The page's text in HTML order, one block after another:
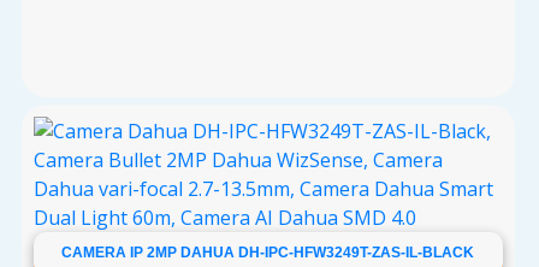
CAMERA IP 2MP DAHUA DH-IPC-HFW3249T-ZAS-IL-BLACK